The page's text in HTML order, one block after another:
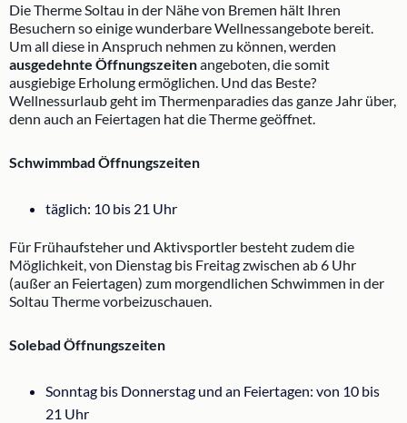
Die Therme Soltau in der Nähe von Bremen hält Ihren
Besuchern so einige wunderbare Wellnessangebote bereit.
Um all diese in Anspruch nehmen zu können, werden
ausgedehnte Öffnungszeitenangeboten, die somit
ausgiebige Erholung ermöglichen. Und das Beste?
Wellnessurlaub geht im Thermenparadies das ganze Jahr über,
denn auch an Feiertagen hat die Therme geöffnet.
Schwimmbad Öffnungszeiten
täglich: 10 bis 21 Uhr
Für Frühaufsteher und Aktivsportler besteht zudem die
Möglichkeit, von Dienstag bis Freitag zwischen ab 6 Uhr
(außer an Feiertagen) zum morgendlichen Schwimmen in der
Soltau Therme vorbeizuschauen.
Solebad Öffnungszeiten
Sonntag bis Donnerstag und an Feiertagen: von 10 bis
21 Uhr